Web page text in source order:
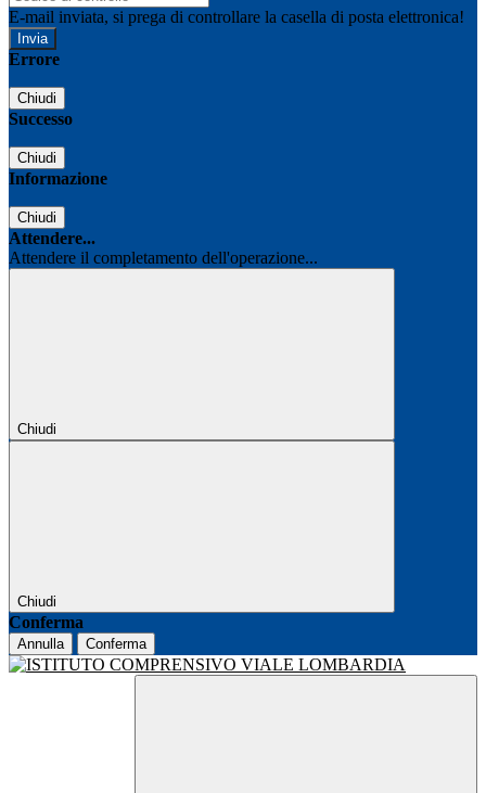
E-mail inviata, si prega di controllare la casella di posta elettronica!
Errore
Chiudi
Successo
Chiudi
Informazione
Chiudi
Attendere...
Attendere il completamento dell'operazione...
Chiudi
Chiudi
Conferma
Annulla Conferma